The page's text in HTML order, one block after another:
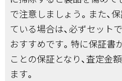
で注意しましょう。また、
ている場合は、必ずセット
おすすめです。特に保証書
ことの保証となり、査定金
ます。